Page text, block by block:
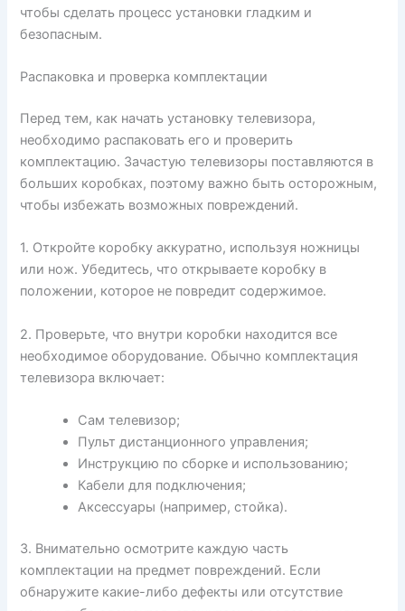
чтобы сделать процесс установки гладким и
безопасным.
Распаковка и проверка комплектации
Перед тем, как начать установку телевизора,
необходимо распаковать его и проверить
комплектацию. Зачастую телевизоры поставляются в
больших коробках, поэтому важно быть осторожным,
чтобы избежать возможных повреждений.
1. Откройте коробку аккуратно, используя ножницы
или нож. Убедитесь, что открываете коробку в
положении, которое не повредит содержимое.
2. Проверьте, что внутри коробки находится все
необходимое оборудование. Обычно комплектация
телевизора включает:
Сам телевизор;
Пульт дистанционного управления;
Инструкцию по сборке и использованию;
Кабели для подключения;
Аксессуары (например, стойка).
3. Внимательно осмотрите каждую часть
комплектации на предмет повреждений. Если
обнаружите какие-либо дефекты или отсутствие